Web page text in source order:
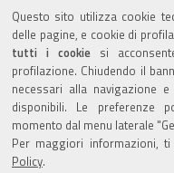
Questo sito utilizza cookie
delle pagine, e cookie di
tutti i cookiesi
profilazione. Chiudendo il
necessari alla navigazione
disponibili. Le preferenze
momento dal menu laterale
Per maggiori informazioni,
Policy.